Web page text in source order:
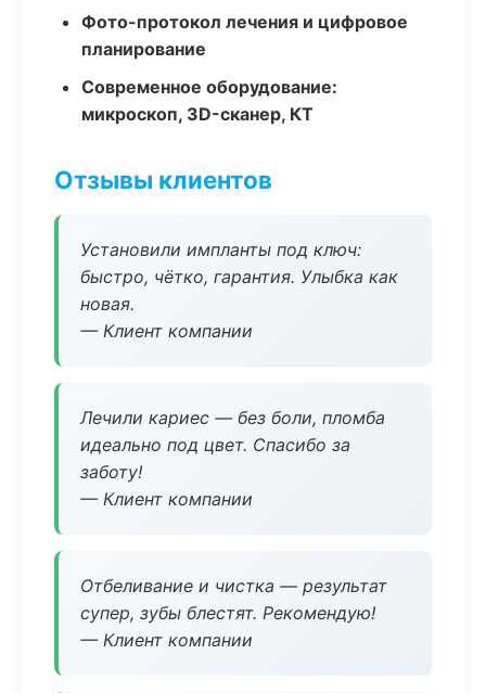
Фото-протокол лечения и цифровое
планирование
Современное оборудование:
микроскоп, 3D-сканер, КТ
Отзывы клиентов
Установили импланты под ключ:
быстро, чётко, гарантия. Улыбка как
новая.
— Клиент компании
Лечили кариес — без боли, пломба
идеально под цвет. Спасибо за
заботу!
— Клиент компании
Отбеливание и чистка — результат
супер, зубы блестят. Рекомендую!
— Клиент компании